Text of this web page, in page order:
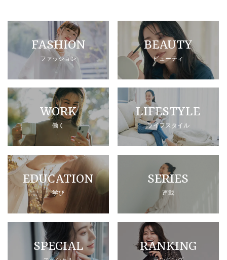
FASHION
ファッション
BEAUTY
ビューティ
WORK
働く
LIFESTYLE
ライフスタイル
EDUCATION
学び
SERIES
連載
SPECIAL RANKING